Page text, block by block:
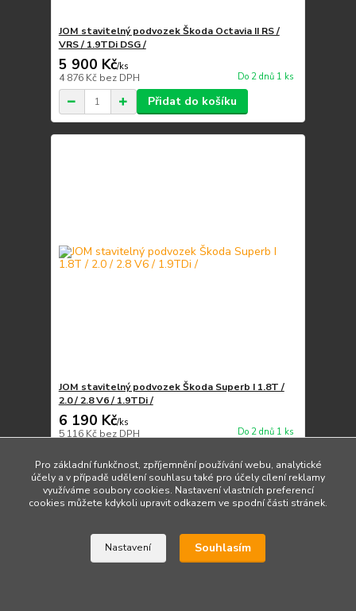
JOM stavitelný podvozek Škoda Octavia II RS /
VRS / 1.9TDi DSG /
5 900 Kč/ks
4 876 Kč bez DPH Do 2 dnů 1 ks
Přidat do košíku
JOM stavitelný podvozek Škoda Superb I 1.8T /
2.0 / 2.8 V6 / 1.9TDi /
6 190 Kč/ks
5 116 Kč bez DPH Do 2 dnů 1 ks
Přidat do košíku
Pro základní funkčnost, zpříjemnění používání webu, analytické
účely a v případě udělení souhlasu také pro účely cílení reklamy
využíváme soubory cookies. Nastavení vlastních preferencí
cookies můžete kdykoli upravit odkazem ve spodní části stránek.
Nastavení Souhlasím